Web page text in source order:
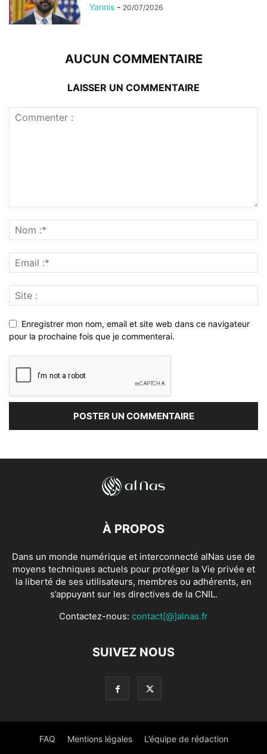
Yannis - 20/07/2026
AUCUN COMMENTAIRE
LAISSER UN COMMENTAIRE
Enregistrer mon nom, email et site web dans ce navigateur
pour la prochaine fois que je commenterai.
À PROPOS
Dans un monde numérique et interconnecté alNas use de
moyens techniques actuels pour protéger la Vie privée et
la liberté de ses utilisateurs, membres ou adhérents, en
s’appuyant sur les directives de la CNIL.
Contactez-nous: contact[@]alnas.fr
SUIVEZ NOUS
FAQ Mentions légales L’équipe de rédaction